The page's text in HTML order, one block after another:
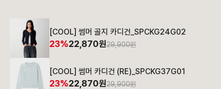
[COOL] 썸머 골지 카디건_SPCKG24G02
23%22,870원29,900원
[COOL] 썸머 카디건 (RE)_SPCKG37G01
23%22,870원29,900원